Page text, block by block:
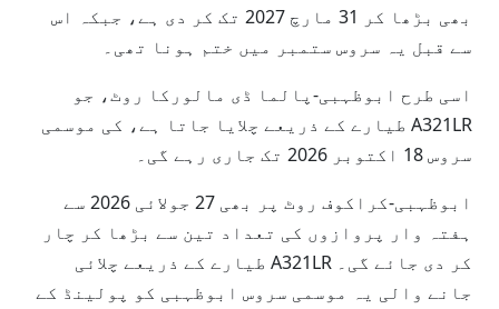
بھی بڑھا کر 31 مارچ 2027 تک کر دی ہے، جبکہ اس
سے قبل یہ سروس ستمبر میں ختم ہونا تھی۔
اسی طرح ابوظہبی-پالما ڈی مالورکا روٹ، جو
A321LR طیارے کے ذریعے چلایا جاتا ہے، کی موسمی
سروس 18 اکتوبر 2026 تک جاری رہے گی۔
ابوظہبی-کراکوف روٹ پر بھی 27 جولائی 2026 سے
ہفتہ وار پروازوں کی تعداد تین سے بڑھا کر چار
کر دی جائے گی۔ A321LR طیارے کے ذریعے چلائی
جانے والی یہ موسمی سروس ابوظہبی کو پولینڈ کے